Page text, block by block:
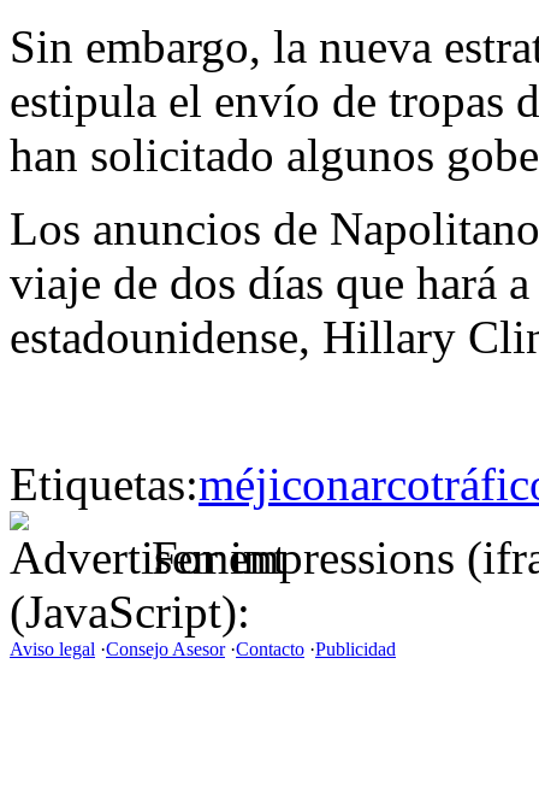
Sin embargo, la nueva
estipula el envío de tropas
han solicitado algunos
Los anuncios de
viaje de dos días que hará
estadounidense, Hillary
Etiquetas:méjico
For impressions
(JavaScript):
Aviso legal ·Consejo Asesor·Contacto ·Publicidad